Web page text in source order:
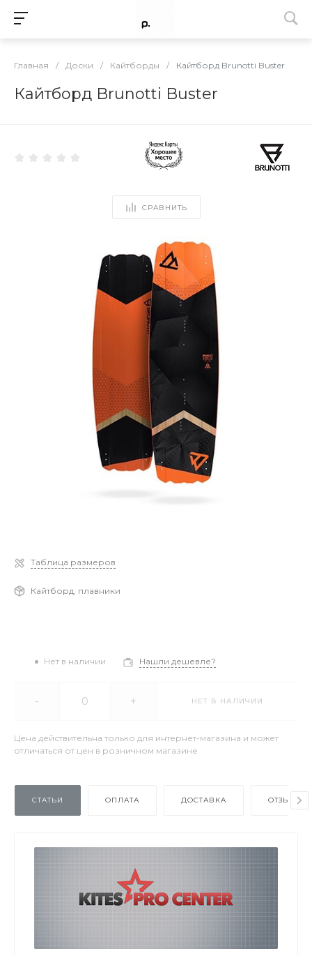
Главная / Доски / Кайтборды / Кайтборд Brunotti Buster
Кайтборд Brunotti Buster
СРАВНИТЬ
Таблица размеров
Кайтборд, плавники
Нет в наличии Нашли дешевле?
- + НЕТ В НАЛИЧИИ
Цена действительна только для интернет-магазина и может
отличаться от цен в розничном магазине
СТАТЬИ ОПЛАТА ДОСТАВКА ОТЗЫВЫ